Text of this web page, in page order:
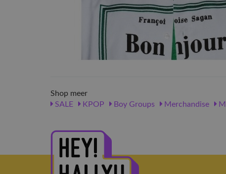
Shop meer
SALE
KPOP Boy Groups Merchandise